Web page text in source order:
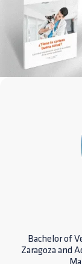
Bachelor of
Zaragoza and